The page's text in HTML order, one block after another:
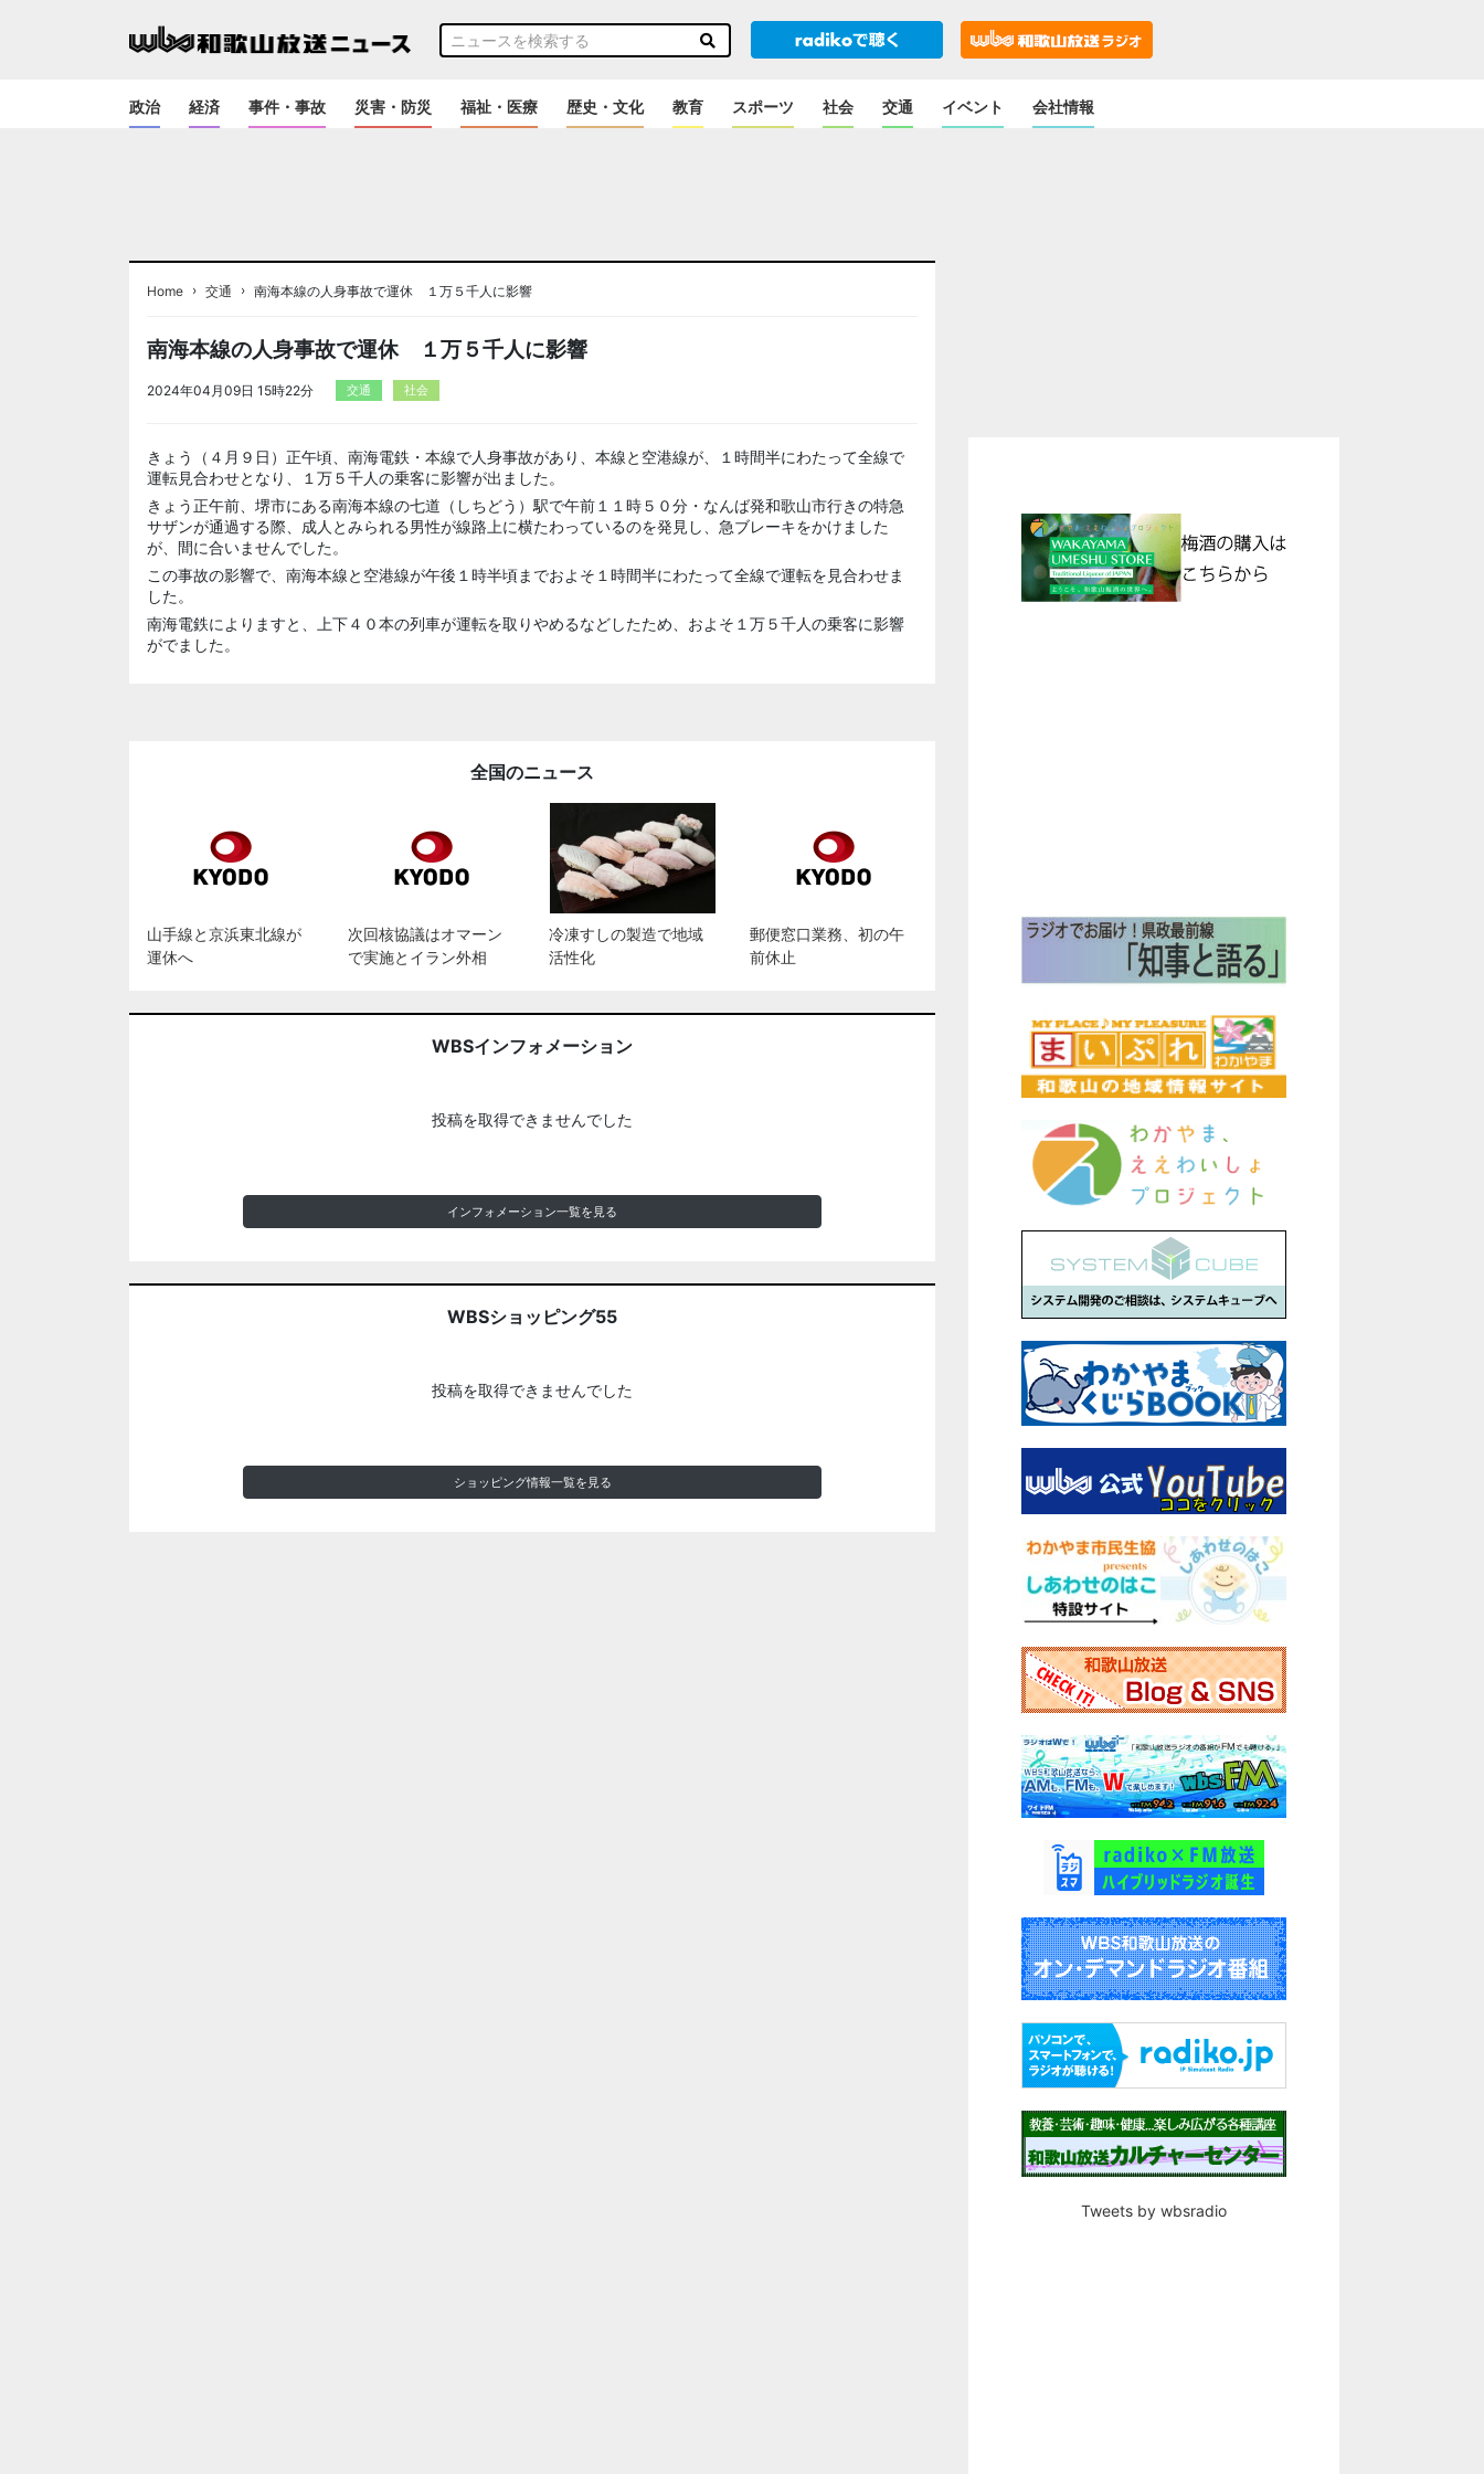
政治 経済 事件・事故 災害・防災 福祉・医療 歴史・文化 教育 スポーツ 社会 交通 イベント 会社情報
Home › 交通 › 南海本線の人身事故で運休 １万５千人に影響
南海本線の人身事故で運休 １万５千人に影響
2024年04月09日 15時22分 交通 社会
きょう（４月９日）正午頃、南海電鉄・本線で人身事故があり、本線と空港線が、１時間半にわたって全線で
運転見合わせとなり、１万５千人の乗客に影響が出ました。
きょう正午前、堺市にある南海本線の七道（しちどう）駅で午前１１時５０分・なんば発和歌山市行きの特急
サザンが通過する際、成人とみられる男性が線路上に横たわっているのを発見し、急ブレーキをかけました
が、間に合いませんでした。
この事故の影響で、南海本線と空港線が午後１時半頃までおよそ１時間半にわたって全線で運転を見合わせま
した。
南海電鉄によりますと、上下４０本の列車が運転を取りやめるなどしたため、およそ１万５千人の乗客に影響
がでました。
全国のニュース
山手線と京浜東北線が
運休へ
次回核協議はオマーン
で実施とイラン外相
冷凍すしの製造で地域
活性化
郵便窓口業務、初の午
前休止
WBSインフォメーション
投稿を取得できませんでした
インフォメーション一覧を見る
WBSショッピング55
投稿を取得できませんでした
ショッピング情報一覧を見る
Tweets by wbsradio